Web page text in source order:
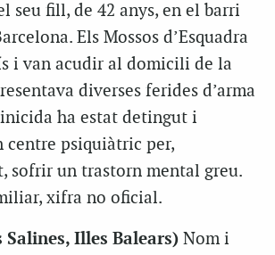
seu fill, de 42 anys, en el barri
Els Mossos d’Esquadra
i van acudir al domicili de la
diverses ferides d’arma
ha estat detingut i
centre psiquiàtric per,
sofrir un trastorn mental greu.
xifra no oficial.
Salines, Illes Balears) Nom i